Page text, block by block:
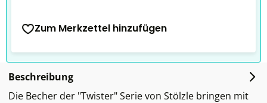
Zum Merkzettel hinzufügen
Beschreibung
Die Becher der "Twister" Serie von Stölzle bringen mit